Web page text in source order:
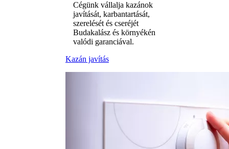
Cégünk vállalja kazánok
javítását, karbantartását,
szerelését és cseréjét
Budakalász és környékén
valódi garanciával.
Kazán javítás